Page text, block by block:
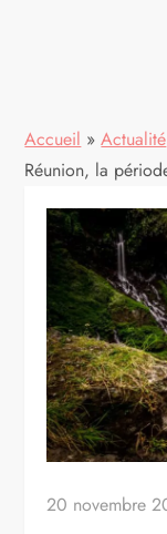
Accueil » Actualité
Réunion, la
20 novembre